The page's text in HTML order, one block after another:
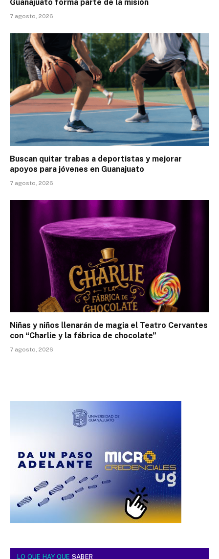
Guanajuato forma parte de la misión
7 agosto, 2026
Buscan quitar trabas a deportistas y mejorar
apoyos para jóvenes en Guanajuato
7 agosto, 2026
Niñas y niños llenarán de magia el Teatro Cervantes
con “Charlie y la fábrica de chocolate”
7 agosto, 2026
LO QUE HAY QUE SABER